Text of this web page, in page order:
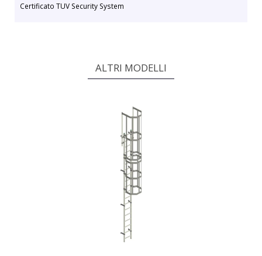
Certificato TUV Security System
ALTRI MODELLI